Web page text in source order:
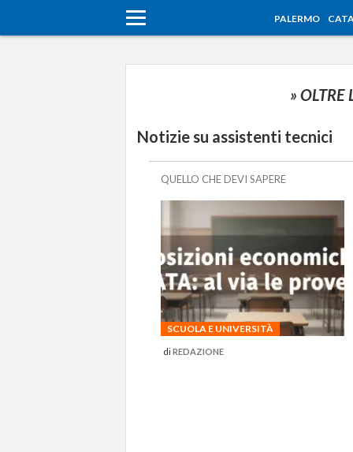
PALERMO
» OLTRE
Notizie su assistenti tecnici
QUELLO CHE DEVI SAPERE
SCUOLA E UNIVERSITÀ
diREDAZIONE